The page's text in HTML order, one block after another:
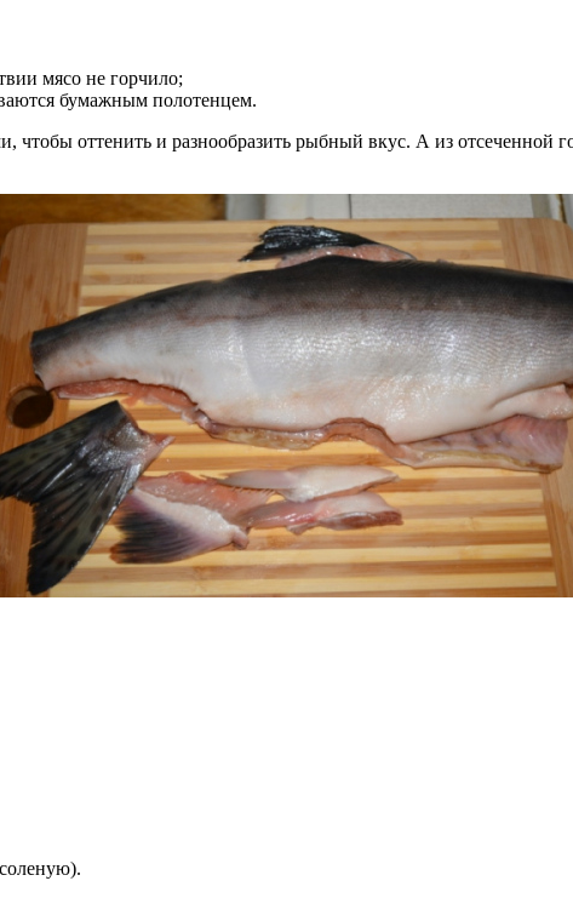
мясо не горчило;
бумажным полотенцем.
чтобы оттенить и разнообразить рыбный вкус. А из отсеченной